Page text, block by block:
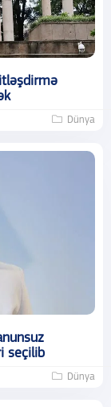
Dünya
seçilib
Dünya